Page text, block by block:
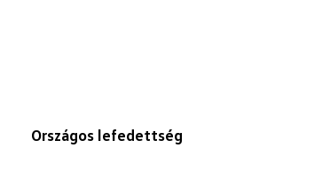
Országos lefedettség